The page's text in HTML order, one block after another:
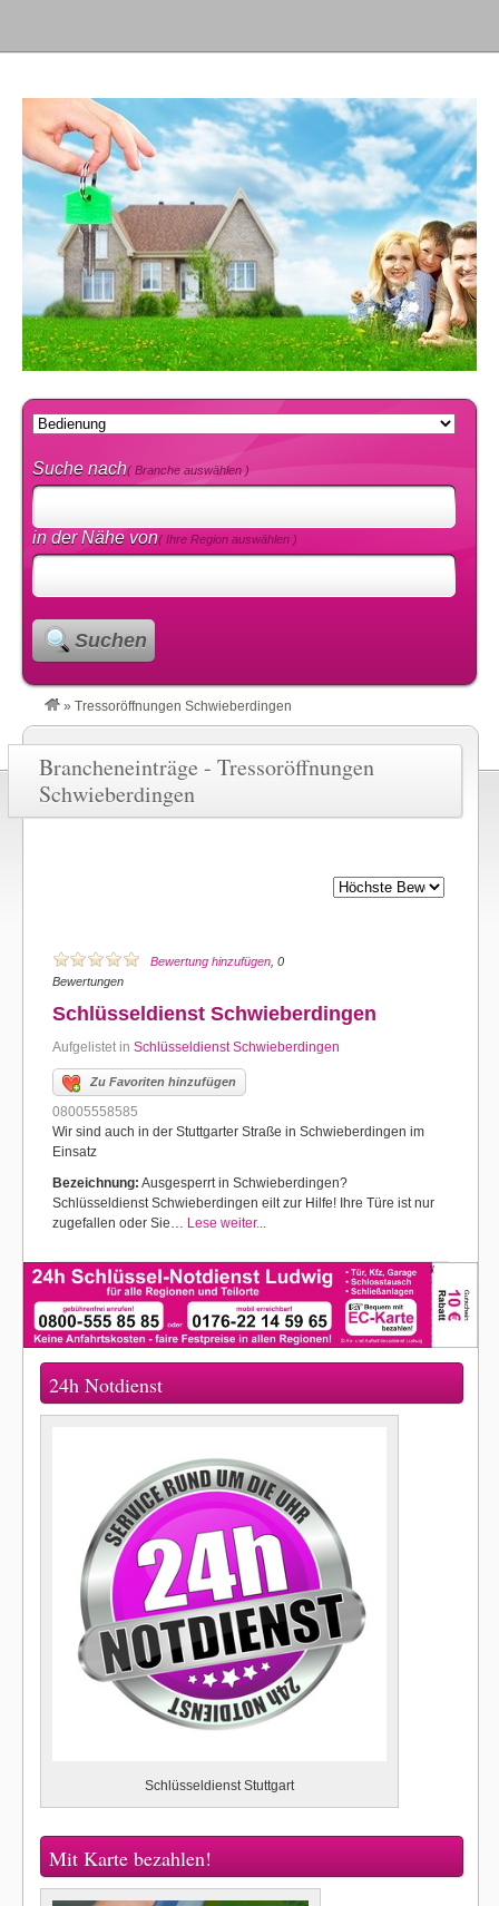
Suche nach( Branche auswählen )
in der Nähe von( Ihre Region auswählen )
Suchen
» Tressoröffnungen Schwieberdingen
Brancheneinträge - Tressoröffnungen
Schwieberdingen
Bewertung hinzufügen , 0
Bewertungen
Schlüsseldienst Schwieberdingen
Aufgelistet in Schlüsseldienst Schwieberdingen
Zu Favoriten hinzufügen
08005558585
Wir sind auch in der Stuttgarter Straße in Schwieberdingen im
Einsatz
Bezeichnung: Ausgesperrt in Schwieberdingen?
Schlüsseldienst Schwieberdingen eilt zur Hilfe! Ihre Türe ist nur
zugefallen oder Sie… Lese weiter...
24h Notdienst
Schlüsseldienst Stuttgart
Mit Karte bezahlen!